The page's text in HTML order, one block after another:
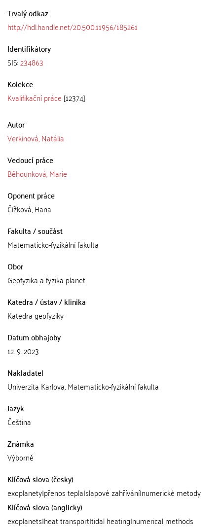
Trvalý odkaz
http://hdl.handle.net/20.500.11956/185261
Identifikátory
SIS:234863
Kolekce
Kvalifikační práce [12374]
Autor
Verkinová, Natália
Vedoucí práce
Běhounková, Marie
Oponent práce
Čížková, Hana
Fakulta / součást
Matematicko-fyzikální fakulta
Obor
Geofyzika a fyzika planet
Katedra / ústav / klinika
Katedra geofyziky
Datum obhajoby
12. 9. 2023
Nakladatel
Univerzita Karlova, Matematicko-fyzikální fakulta
Jazyk
Čeština
Známka
Výborně
Klíčová slova (česky)
exoplanety|přenos tepla|slapové zahřívání|numerické metody
Klíčová slova (anglicky)
exoplanets|heat transport|tidal heating|numerical methods